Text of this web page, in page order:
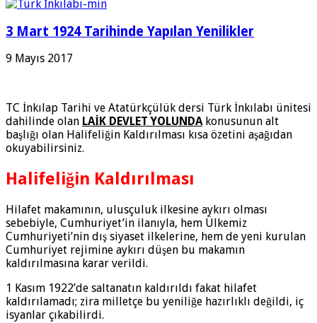
3 Mart 1924 Tarihinde Yapılan Yenilikler
9 Mayıs 2017
TC İnkılap Tarihi ve Atatürkçülük dersi Türk İnkılabı ünitesi
dahilinde olan LAİK DEVLET YOLUNDAkonusunun alt
başlığı olan Halifeliğin Kaldırılması kısa özetini aşağıdan
okuyabilirsiniz.
Halifeliğin Kaldırılması
Hilafet makamının, ulusçuluk ilkesine aykırı olması
sebebiyle, Cumhuriyet’in ilanıyla, hem Ülkemiz
Cumhuriyeti’nin dış siyaset ilkelerine, hem de yeni kurulan
Cumhuriyet rejimine aykırı düşen bu makamın
kaldırılmasına karar verildi.
1 Kasım 1922’de saltanatın kaldırıldı fakat hilafet
kaldırılamadı; zira milletçe bu yeniliğe hazırlıklı değildi, iç
isyanlar çıkabilirdi.